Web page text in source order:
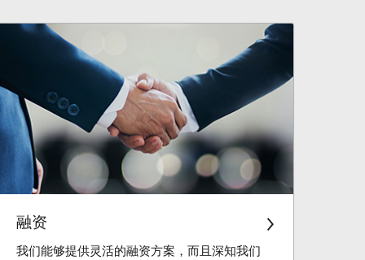
融资
我们能够提供灵活的融资方案，而且深知我们